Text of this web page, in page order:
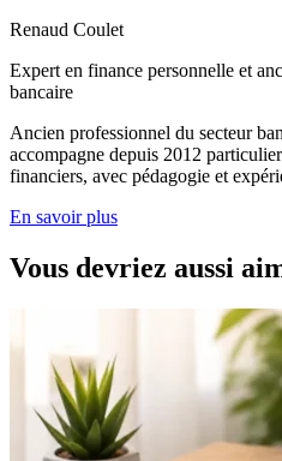
Renaud Coulet
Expert en finance personnelle et
bancaire
Ancien professionnel du secteur
accompagne depuis 2012
financiers, avec pédagogie et
En savoir plus
Vous devriez aussi